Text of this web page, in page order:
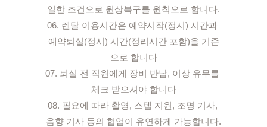
일한 조건으로 원상복구를 원칙으로 합니다.
06. 렌탈 이용시간은 예약시작(정시) 시간과
예약퇴실(정시) 시간(정리시간 포함)을 기준
으로 합니다
07. 퇴실 전 직원에게 장비 반납, 이상 유무를
체크 받으셔야 합니다
08. 필요에 따라 촬영, 스텝 지원, 조명 기사,
음향 기사 등의 협업이 유연하게 가능합니다.